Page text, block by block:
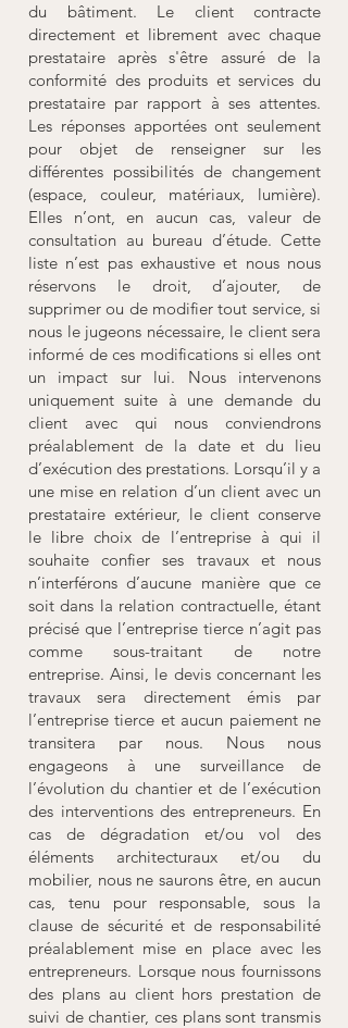
du bâtiment. Le client contracte
directement et librement avec chaque
prestataire après s'être assuré de la
conformité des produits et services du
prestataire par rapport à ses attentes.
Les réponses apportées ont seulement
pour objet de renseigner sur les
différentes possibilités de changement
(espace, couleur, matériaux, lumière).
Elles n’ont, en aucun cas, valeur de
consultation au bureau d’étude. Cette
liste n’est pas exhaustive et nous nous
réservons le droit, d’ajouter, de
supprimer ou de modifier tout service, si
nous le jugeons nécessaire, le client sera
informé de ces modifications si elles ont
un impact sur lui. Nous intervenons
uniquement suite à une demande du
client avec qui nous conviendrons
préalablement de la date et du lieu
d’exécution des prestations. Lorsqu’il y a
une mise en relation d’un client avec un
prestataire extérieur, le client conserve
le libre choix de l’entreprise à qui il
souhaite confier ses travaux et nous
n’interférons d’aucune manière que ce
soit dans la relation contractuelle, étant
précisé que l’entreprise tierce n’agit pas
comme sous-traitant de notre
entreprise. Ainsi, le devis concernant les
travaux sera directement émis par
l’entreprise tierce et aucun paiement ne
transitera par nous. Nous nous
engageons à une surveillance de
l’évolution du chantier et de l’exécution
des interventions des entrepreneurs. En
cas de dégradation et/ou vol des
éléments architecturaux et/ou du
mobilier, nous ne saurons être, en aucun
cas, tenu pour responsable, sous la
clause de sécurité et de responsabilité
préalablement mise en place avec les
entrepreneurs. Lorsque nous fournissons
des plans au client hors prestation de
suivi de chantier, ces plans sont transmis